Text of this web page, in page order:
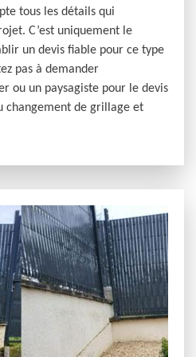
tous les détails qui
C’est uniquement le
un devis fiable pour ce type
pas à demander
ou un paysagiste pour le devis
changement de grillage et